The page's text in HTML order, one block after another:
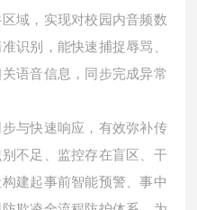
域，实现对校园内音频数
识别，能快速捕捉辱骂、
语音信息，同步完成异常
与快速响应，有效弥补传
不足、监控存在盲区、干
建起事前智能预警、事中